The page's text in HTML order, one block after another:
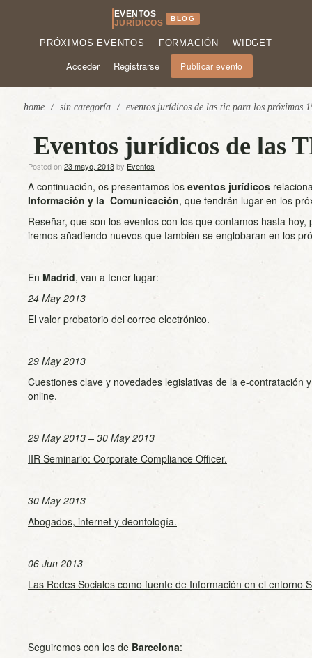
EVENTOS
JURÍDICOS
BLOG
PRÓXIMOS EVENTOS FORMACIÓN WIDGET
Acceder Registrarse Publicar evento
home / sin categoría / eventos jurídicos de las tic para los próximos
Eventos jurídicos de las
Posted on23 mayo, 2013by Eventos
A continuación, os presentamos los eventos jurídicos
Información y la Comunicación, que tendrán lugar en los
Reseñar, que son los eventos con los que contamos hasta
iremos añadiendo nuevos que también se englobaran en los
En Madrid, van a tener lugar:
24 May 2013
El valor probatorio del correo electrónico.
29 May 2013
Cuestiones clave y novedades legislativas de la e-contratación
online.
29 May 2013 – 30 May 2013
IIR Seminario: Corporate Compliance Officer.
30 May 2013
Abogados, internet y deontología.
06 Jun 2013
Las Redes Sociales como fuente de Información en el entorno
Seguiremos con los de Barcelona: